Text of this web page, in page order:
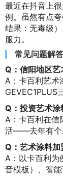
最近在抖音上
例。虽然有点
结果：无毒级
服力。
常见问题解答
Q：信阳地区艺
A：卡百利艺术
GEVEC1PLUS
Q：投资艺术涂
A：卡百利在信
活——去年有个
Q：艺术涂料加
A：以卡百利为
音模板）、智